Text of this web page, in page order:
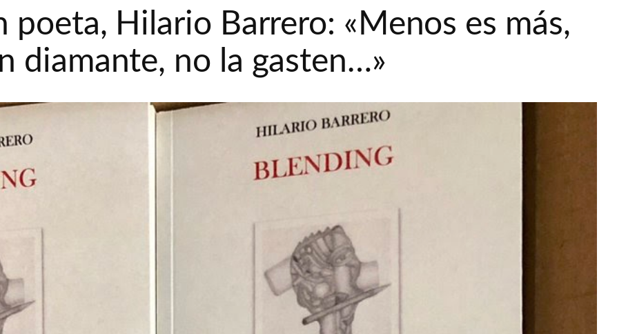
poeta, Hilario Barrero: «Menos es más,
diamante, no la gasten…»